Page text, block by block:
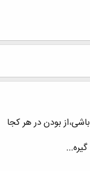
بودن در هر کجا